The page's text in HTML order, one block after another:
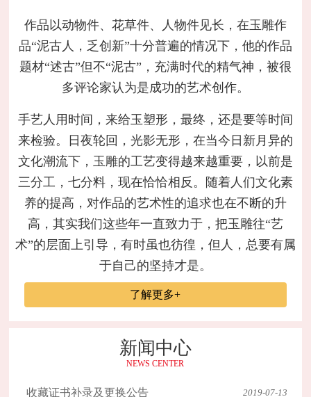
作品以动物件、花草件、人物件见长，在玉雕作
品“泥古人，乏创新”十分普遍的情况下，他的作品
题材“述古”但不“泥古”，充满时代的精气神，被很
多评论家认为是成功的艺术创作。
手艺人用时间，来给玉塑形，最终，还是要等时间
来检验。日夜轮回，光影无形，在当今日新月异的
文化潮流下，玉雕的工艺变得越来越重要，以前是
三分工，七分料，现在恰恰相反。随着人们文化素
养的提高，对作品的艺术性的追求也在不断的升
高，其实我们这些年一直致力于，把玉雕往“艺
术”的层面上引导，有时虽也彷徨，但人，总要有属
于自己的坚持才是。
了解更多+
新闻中心
NEWS CENTER
收藏证书补录及更换公告 2019-07-13